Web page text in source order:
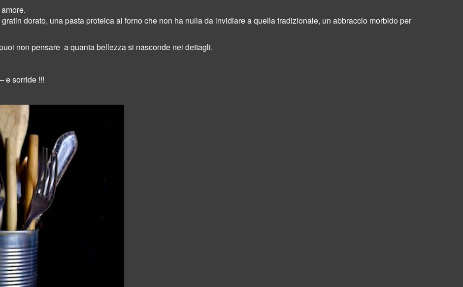
dorato, una pasta proteica al forno che non ha nulla da invidiare a quella tradizionale, un abbraccio morbido per
non pensare a quanta bellezza si nasconde nei dettagli.
e sorride !!!